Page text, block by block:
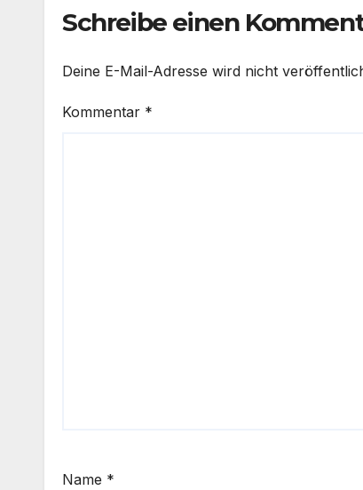
Schreibe einen
Deine E-Mail-Adresse wird nicht
Kommentar *
Name *